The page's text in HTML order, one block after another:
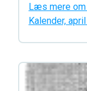
Læs mere om
Kalender,